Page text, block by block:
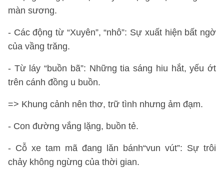
màn sương.
- Các động từ “Xuyên”, “nhô”: Sự xuất hiện bất ngờ
của vầng trăng.
- Từ láy “buồn bã”: Những tia sáng hiu hắt, yếu ớt
trên cánh đồng u buồn.
=> Khung cảnh nên thơ, trữ tình nhưng ảm đạm.
- Con đường vắng lặng, buồn tẻ.
- Cỗ xe tam mã đang lăn bánh“vun vút”: Sự trôi
chảy không ngừng của thời gian.